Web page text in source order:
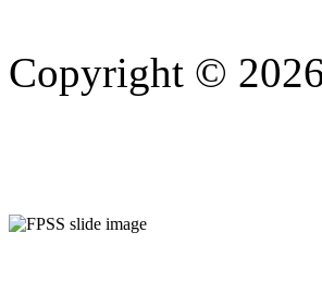
Copyright ©